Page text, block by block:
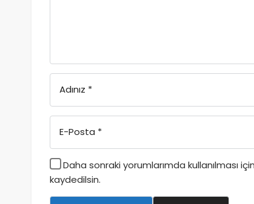
Adınız *
E-Posta *
Daha sonraki yorumlarımda kullanılması
kaydedilsin.